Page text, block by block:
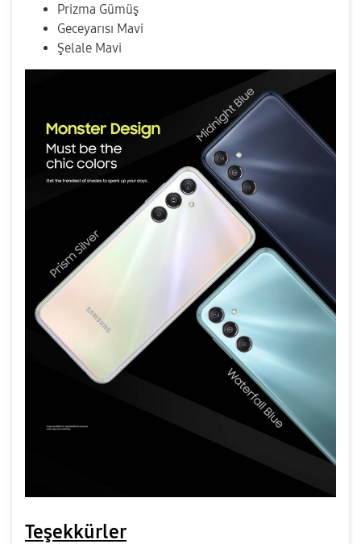
Prizma Gümüş
Geceyarısı Mavi
Şelale Mavi
Teşekkürler